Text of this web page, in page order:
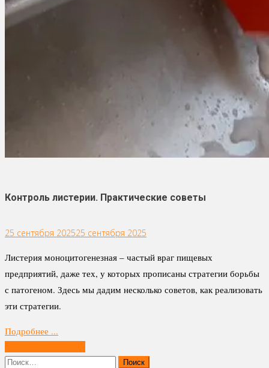
Контроль листерии. Практические советы
25 сентября 202525 сентября 2025
Листерия моноцитогенезная – частый враг пищевых
предприятий, даже тех, у которых прописаны стратегии борьбы
с патогеном. Здесь мы дадим несколько советов, как реализовать
эти стратегии.
Подробнее ...
по
Найти: